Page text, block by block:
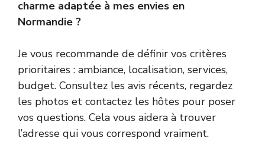
charme adaptée à mes envies en
Normandie ?
Je vous recommande de définir vos critères
prioritaires : ambiance, localisation, services,
budget. Consultez les avis récents, regardez
les photos et contactez les hôtes pour poser
vos questions. Cela vous aidera à trouver
l’adresse qui vous correspond vraiment.